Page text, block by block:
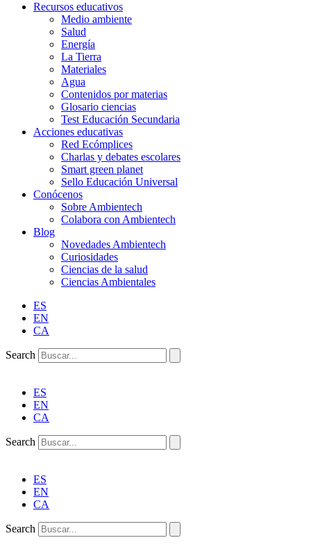
Recursos educativos
Medio ambiente
Salud
Energía
La Tierra
Materiales
Agua
Contenidos por materias
Glosario ciencias
Test Educación Secundaria
Acciones educativas
Red Ecómplices
Charlas y debates escolares
Smart green planet
Sello Educación Universal
Conócenos
Sobre Ambientech
Colabora con Ambientech
Blog
Novedades Ambientech
Curiosidades
Ciencias de la salud
Ciencias Ambientales
ES
EN
CA
Search
ES
EN
CA
Search
ES
EN
CA
Search